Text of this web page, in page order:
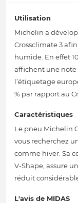
Utilisation
Michelin a
Crossclimate 3
humide. En effet
affichent une note
l’étiquetage
% par rapport au
Caractéristiques
Le pneu Michelin
vous recherchez
comme hiver. Sa
V-Shape, assure
réduit
L'avis de MIDAS